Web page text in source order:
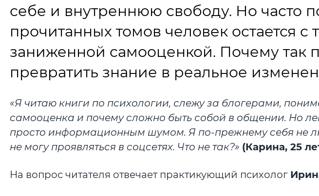
себе и внутреннюю свободу. Но часто
прочитанных томов человек остается
заниженной самооценкой. Почему так
превратить знание в реальное
«Я читаю книги по психологии, слежу за блогерами,
самооценка и почему сложно быть собой в общении. Но
просто информационным шумом. Я по-прежнему себя не
не могу проявляться в соцсетях. Что не так?» (Карина, 25
На вопрос читателя отвечает практикующий психолог